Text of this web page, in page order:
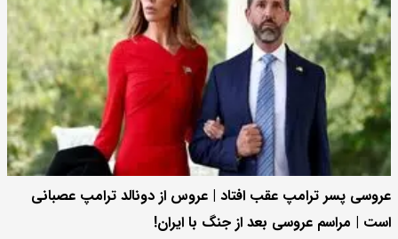
عروسی پسر ترامپ عقب افتاد | عروس از دونالد ترامپ عصبانی
است | مراسم عروسی بعد از جنگ با ایران!